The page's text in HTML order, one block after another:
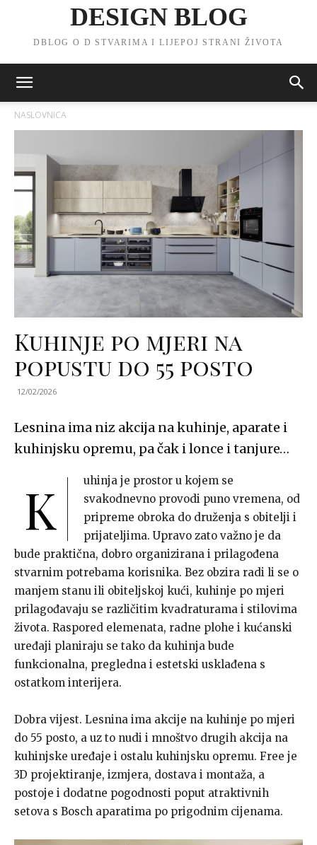
DESIGN BLOG
DBLOG O D STVARIMA I LIJEPOJ STRANI ŽIVOTA
NASLOVNICA
Kuhinje po mjeri na
popustu do 55 posto
12/02/2026
Lesnina ima niz akcija na kuhinje, aparate i
kuhinjsku opremu, pa čak i lonce i tanjure…
K
uhinja je prostor u kojem se
svakodnevno provodi puno vremena, od
pripreme obroka do druženja s obitelji i
prijateljima. Upravo zato važno je da
bude praktična, dobro organizirana i prilagođena
stvarnim potrebama korisnika. Bez obzira radi li se o
manjem stanu ili obiteljskoj kući, kuhinje po mjeri
prilagođavaju se različitim kvadraturama i stilovima
života. Raspored elemenata, radne plohe i kućanski
uređaji planiraju se tako da kuhinja bude
funkcionalna, pregledna i estetski usklađena s
ostatkom interijera.
Dobra vijest. Lesnina ima akcije na kuhinje po mjeri
do 55 posto, a uz to nudi i mnoštvo drugih akcija na
kuhinjske uređaje i ostalu kuhinjsku opremu. Free je
3D projektiranje, izmjera, dostava i montaža, a
postoje i dodatne pogodnosti poput atraktivnih
setova s Bosch aparatima po prigodnim cijenama.